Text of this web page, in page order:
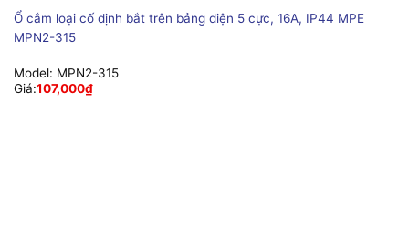
Ổ cắm loại cố định bắt trên bảng điện 5 cực, 16A, IP44 MPE
MPN2-315
Model: MPN2-315
Giá:107,000₫